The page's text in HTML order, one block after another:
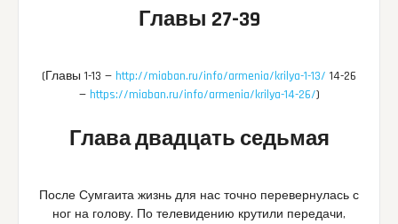
Главы 27-39
(Главы 1-13 — http://miaban.ru/info/armenia/krilya-1-13/ 14-26
— https://miaban.ru/info/armenia/krilya-14-26/)
Глава двадцать седьмая
После Сумгаита жизнь для нас точно перевернулась с
ног на голову. По телевидению крутили передачи,